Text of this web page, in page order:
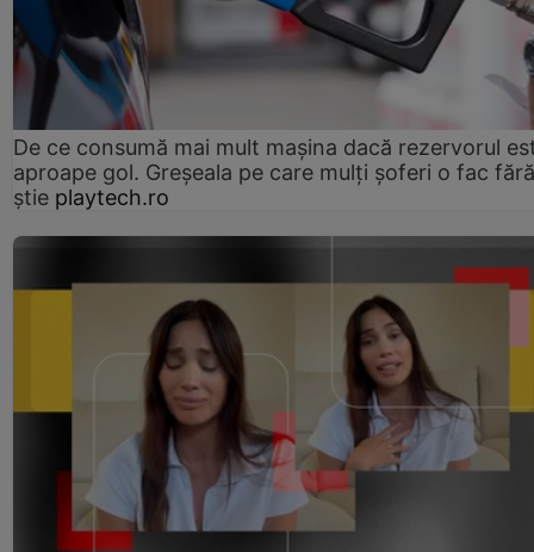
De ce consumă mai mult mașina dacă rezervorul
aproape gol. Greșeala pe care mulți șoferi o fac
știe playtech.ro